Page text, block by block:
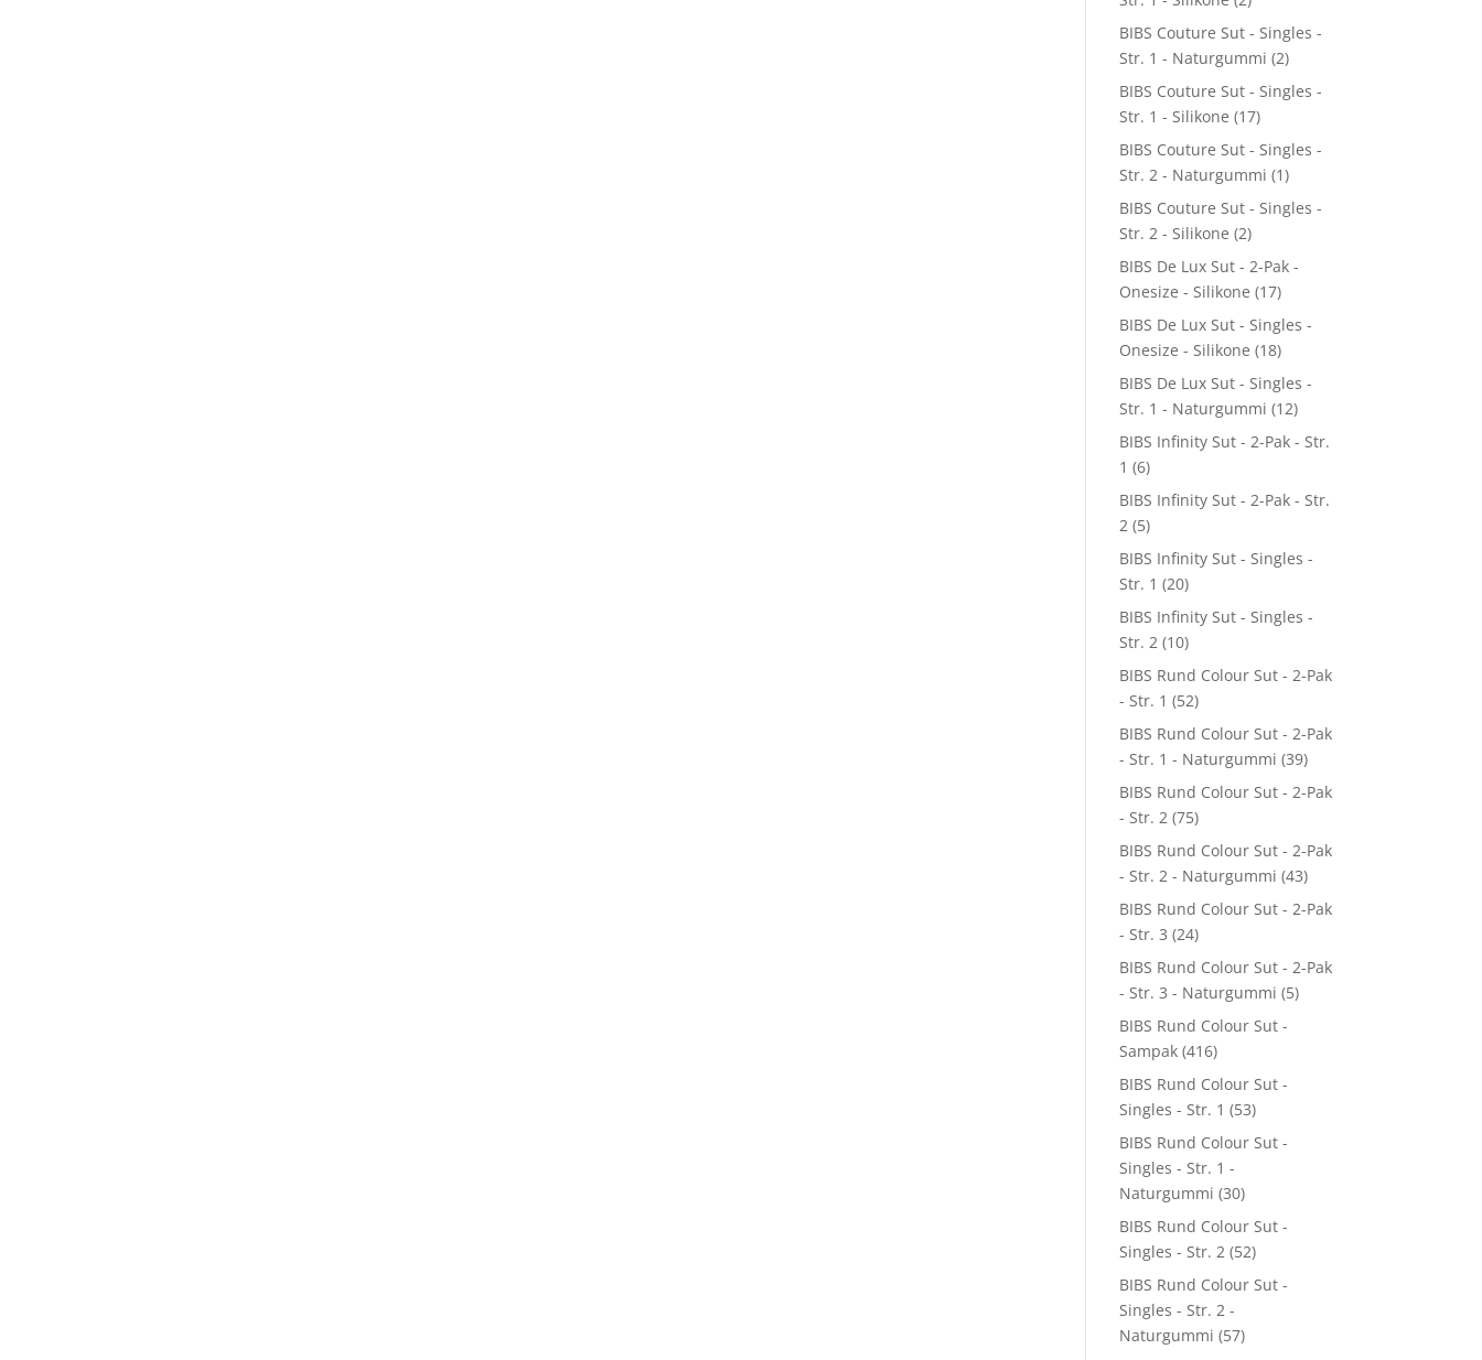
BIBS Couture Sut - Singles -
Str. 1 - Naturgummi (2)
BIBS Couture Sut - Singles -
Str. 1 - Silikone (17)
BIBS Couture Sut - Singles -
Str. 2 - Naturgummi (1)
BIBS Couture Sut - Singles -
Str. 2 - Silikone (2)
BIBS De Lux Sut - 2-Pak -
Onesize - Silikone (17)
BIBS De Lux Sut - Singles -
Onesize - Silikone (18)
BIBS De Lux Sut - Singles -
Str. 1 - Naturgummi (12)
BIBS Infinity Sut - 2-Pak - Str.
1 (6)
BIBS Infinity Sut - 2-Pak - Str.
2 (5)
BIBS Infinity Sut - Singles -
Str. 1 (20)
BIBS Infinity Sut - Singles -
Str. 2 (10)
BIBS Rund Colour Sut - 2-Pak
- Str. 1 (52)
BIBS Rund Colour Sut - 2-Pak
- Str. 1 - Naturgummi (39)
BIBS Rund Colour Sut - 2-Pak
- Str. 2 (75)
BIBS Rund Colour Sut - 2-Pak
- Str. 2 - Naturgummi (43)
BIBS Rund Colour Sut - 2-Pak
- Str. 3 (24)
BIBS Rund Colour Sut - 2-Pak
- Str. 3 - Naturgummi (5)
BIBS Rund Colour Sut -
Sampak (416)
BIBS Rund Colour Sut -
Singles - Str. 1 (53)
BIBS Rund Colour Sut -
Singles - Str. 1 -
Naturgummi (30)
BIBS Rund Colour Sut -
Singles - Str. 2 (52)
BIBS Rund Colour Sut -
Singles - Str. 2 -
Naturgummi (57)